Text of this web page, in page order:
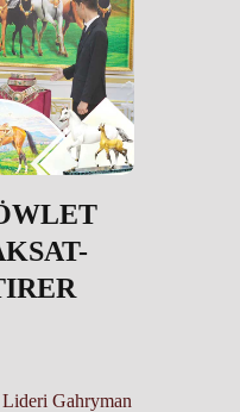
Gahryman